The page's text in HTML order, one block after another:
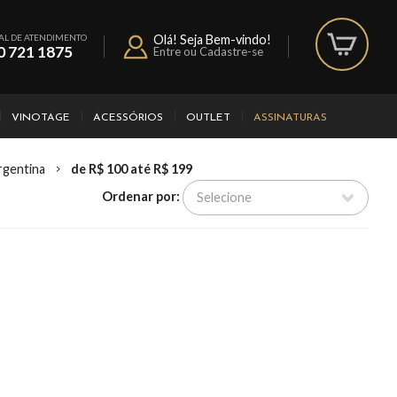
DE ATENDIMENTO
721 1875
Olá! Seja Bem-vindo!
Entre ou Cadastre-se
VINOTAGE ACESSÓRIOS OUTLET ASSINATURAS
de R$ 100 até R$ 199
Ordenar por: